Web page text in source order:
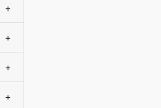
+
+
+
+